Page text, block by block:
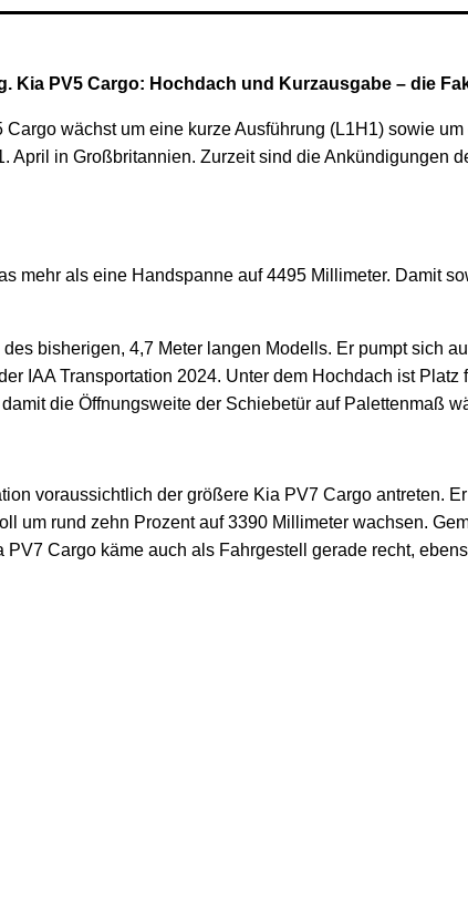
Kia PV5 Cargo: Hochdach und Kurzausgabe – die
wächst um eine kurze Ausführung (L1H1) sowie
April in Großbritannien. Zurzeit sind die Ankündigungen
mehr als eine Handspanne auf 4495 Millimeter. Damit
bisherigen, 4,7 Meter langen Modells. Er pumpt sich
IAA Transportation 2024. Unter dem Hochdach ist
die Öffnungsweite der Schiebetür auf Palettenmaß
voraussichtlich der größere Kia PV7 Cargo antreten.
um rund zehn Prozent auf 3390 Millimeter wachsen.
Cargo käme auch als Fahrgestell gerade recht,